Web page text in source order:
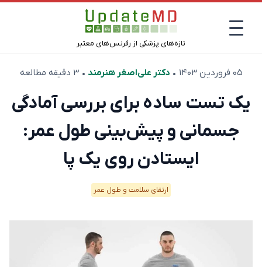
تازه‌های پزشکی از رفرنس‌های معتبر
۰۵ فروردین ۱۴۰۳ •دکتر علی‌اصغر هنرمند • ۳ دقیقه مطالعه
یک تست ساده برای بررسی آمادگی
جسمانی و پیش‌بینی طول عمر:
ایستادن روی یک پا
ارتقای سلامت و طول عمر